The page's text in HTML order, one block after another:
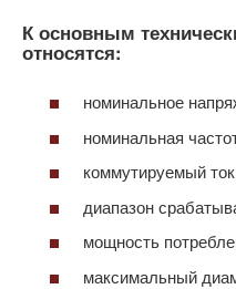
К основным
относятся:
номинальное
номинальная
коммутируемый ток
диапазон
мощность
максимальный